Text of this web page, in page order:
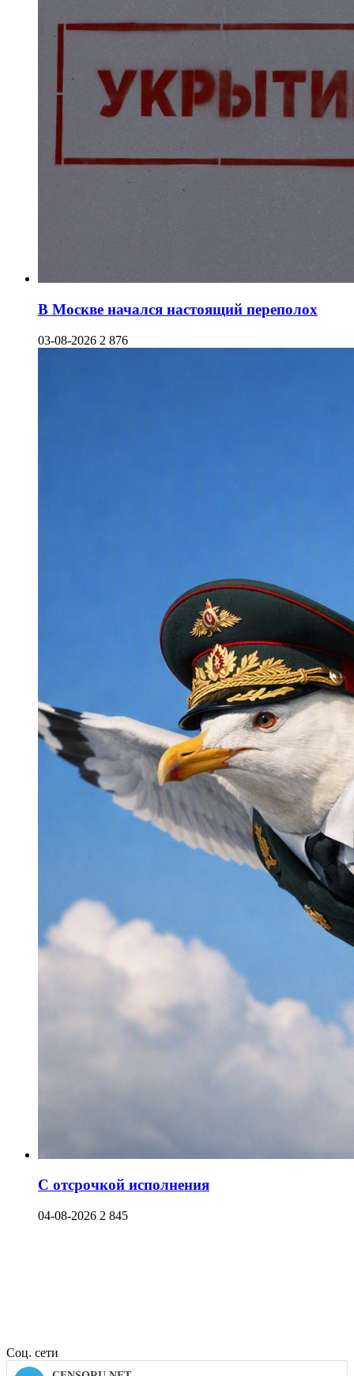
В Москве начался настоящий переполох
03-08-2026 2 876
С отсрочкой исполнения
04-08-2026 2 845
Соц. сети